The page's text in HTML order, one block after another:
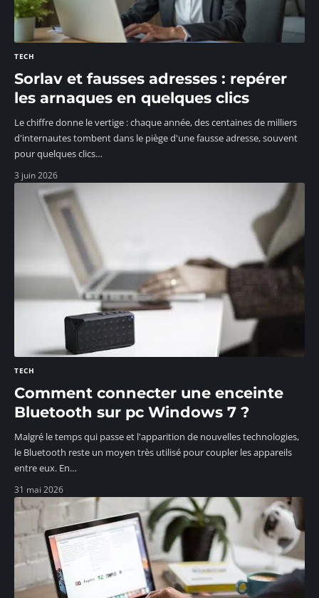
TECH
Sorlav et fausses adresses : repérer
les arnaques en quelques clics
Le chiffre donne le vertige : chaque année, des centaines de milliers
d'internautes tombent dans le piège d'une fausse adresse, souvent
pour quelques clics…
3 juin 2026
TECH
Comment connecter une enceinte
Bluetooth sur pc Windows 7 ?
Malgré le temps qui passe et l'apparition de nouvelles technologies,
le Bluetooth reste un moyen très utilisé pour coupler les appareils
entre eux. En…
31 mai 2026